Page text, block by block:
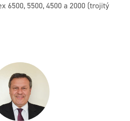
6500, 5500, 4500 a 2000 (trojitý